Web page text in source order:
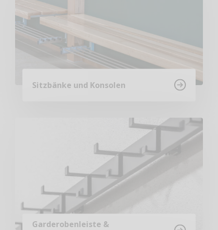
Sitzbänke und Konsolen
Garderobenleiste &